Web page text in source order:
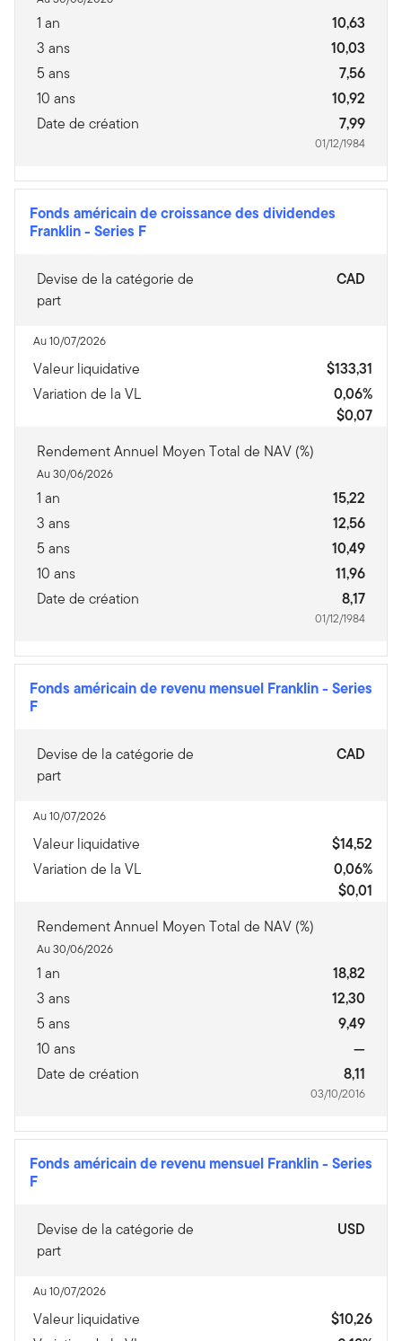
1 an
10,63
3 ans
10,03
5 ans
7,56
10 ans
10,92
Date de création
7,99
01/12/1984
Fonds américain de croissance des dividendes
Franklin- Series F
Devise de la catégorie de
part
CAD
Au 10/07/2026
Valeur liquidative
$133,31
Variation de la VL
0,06%
$0,07
Rendement Annuel Moyen Total de NAV (%)
Au 30/06/2026
1 an
15,22
3 ans
12,56
5 ans
10,49
10 ans
11,96
Date de création
8,17
01/12/1984
Fonds américain de revenu mensuel Franklin- Series
F
Devise de la catégorie de
part
CAD
Au 10/07/2026
Valeur liquidative
$14,52
Variation de la VL
0,06%
$0,01
Rendement Annuel Moyen Total de NAV (%)
Au 30/06/2026
1 an
18,82
3 ans
12,30
5 ans
9,49
10 ans
—
Date de création
8,11
03/10/2016
Fonds américain de revenu mensuel Franklin- Series
F
Devise de la catégorie de
part
USD
Au 10/07/2026
Valeur liquidative
$10,26